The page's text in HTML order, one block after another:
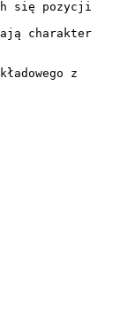
się pozycji
charakter
z